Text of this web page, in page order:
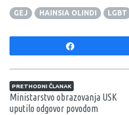
GEJ HAINSIA OLINDI LGBT
Navigacija članaka
PRETHODNI ČLANAK
Ministarstvo obrazovanja USK
uputilo odgovor povodom